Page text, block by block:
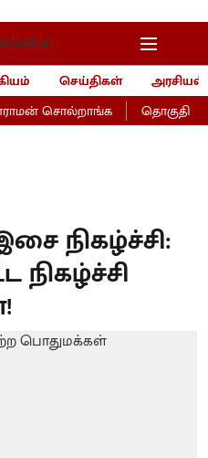
செய்திகள்
அரசியல்
சொல்றாங்க
தொகுதி
நிகழ்ச்சி:
நிகழ்ச்சி